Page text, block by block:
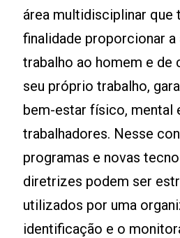
área multidisciplinar que
finalidade proporcionar a
trabalho ao homem e de
seu próprio trabalho,
bem-estar físico, mental
trabalhadores. Nesse
programas e novas
diretrizes podem ser
utilizados por uma
identificação e o